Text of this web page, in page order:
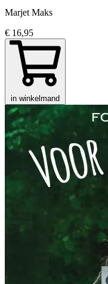
Marjet Maks
€ 16,95
in winkelmand